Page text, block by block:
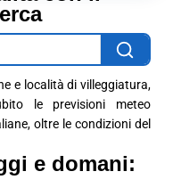
e località di villeggiatura,
le previsioni meteo
oltre le condizioni del
e domani: